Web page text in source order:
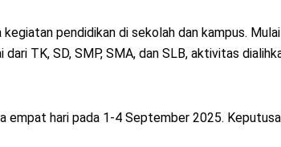
pendidikan di sekolah dan kampus.
TK, SD, SMP, SMA, dan SLB, aktivitas
empat hari pada 1-4 September 2025.